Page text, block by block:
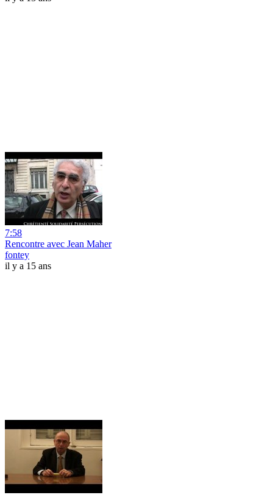
7:58
Rencontre avec Jean Maher
fontey
il y a 15 ans